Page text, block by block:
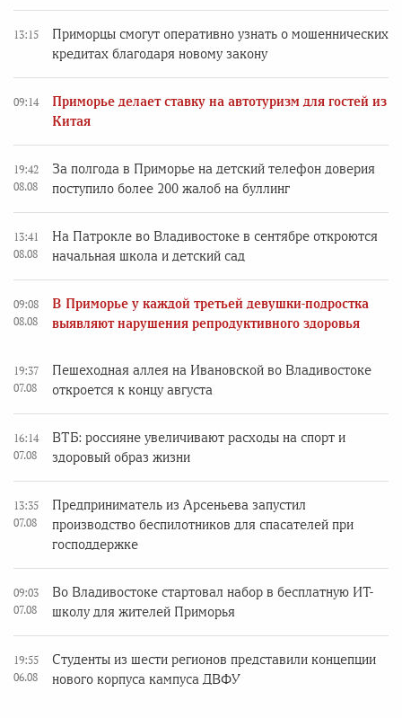
13:15
Приморцы смогут оперативно узнать о мошеннических
кредитах благодаря новому закону
09:14
Приморье делает ставку на автотуризм для гостей из
Китая
19:42
08.08
За полгода в Приморье на детский телефон доверия
поступило более 200 жалоб на буллинг
13:41
08.08
На Патрокле во Владивостоке в сентябре откроются
начальная школа и детский сад
09:08
08.08
В Приморье у каждой третьей девушки-подростка
выявляют нарушения репродуктивного здоровья
19:37
07.08
Пешеходная аллея на Ивановской во Владивостоке
откроется к концу августа
16:14
07.08
ВТБ: россияне увеличивают расходы на спорт и
здоровый образ жизни
13:35
07.08
Предприниматель из Арсеньева запустил
производство беспилотников для спасателей при
господдержке
09:03
07.08
Во Владивостоке стартовал набор в бесплатную ИТ-
школу для жителей Приморья
19:55
06.08
Студенты из шести регионов представили концепции
нового корпуса кампуса ДВФУ